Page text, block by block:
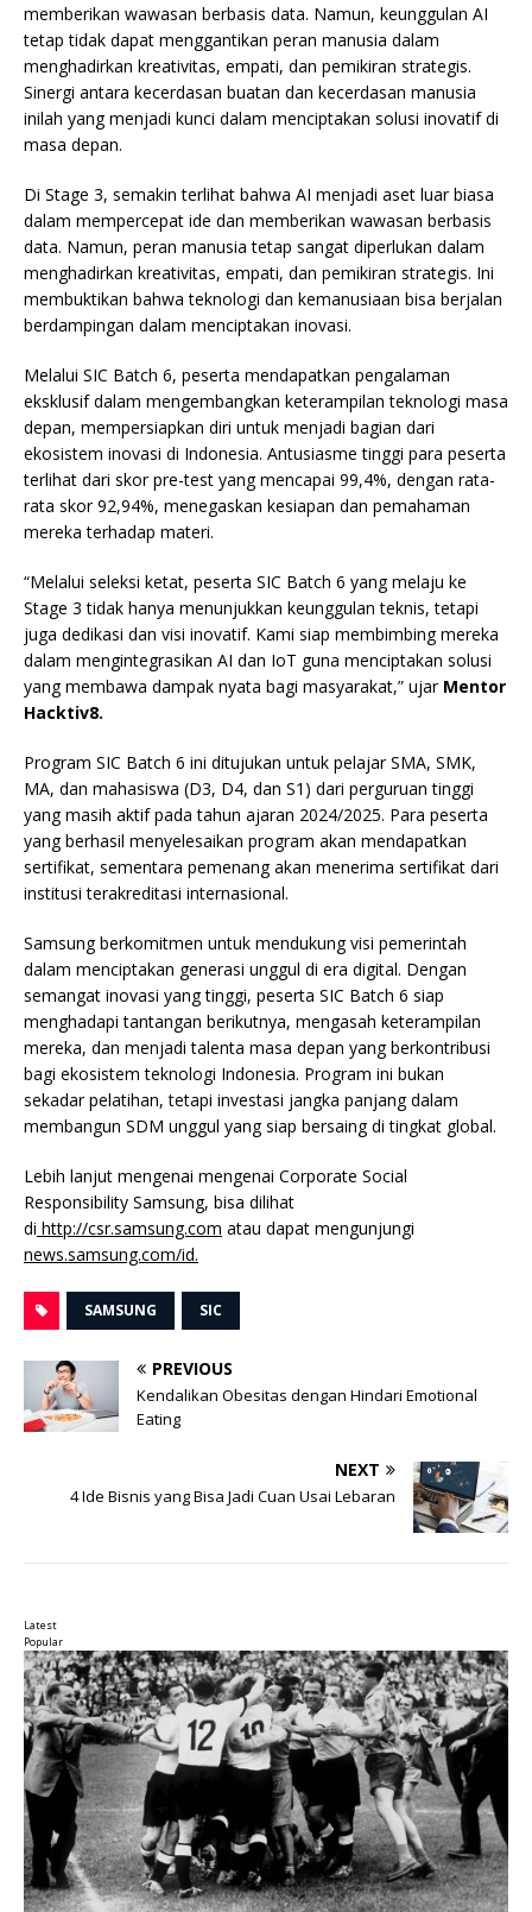
memberikan wawasan berbasis data. Namun, keunggulan AI
tetap tidak dapat menggantikan peran manusia dalam
menghadirkan kreativitas, empati, dan pemikiran strategis.
Sinergi antara kecerdasan buatan dan kecerdasan manusia
inilah yang menjadi kunci dalam menciptakan solusi inovatif di
masa depan.
Di Stage 3, semakin terlihat bahwa AI menjadi aset luar biasa
dalam mempercepat ide dan memberikan wawasan berbasis
data. Namun, peran manusia tetap sangat diperlukan dalam
menghadirkan kreativitas, empati, dan pemikiran strategis. Ini
membuktikan bahwa teknologi dan kemanusiaan bisa berjalan
berdampingan dalam menciptakan inovasi.
Melalui SIC Batch 6, peserta mendapatkan pengalaman
eksklusif dalam mengembangkan keterampilan teknologi masa
depan, mempersiapkan diri untuk menjadi bagian dari
ekosistem inovasi di Indonesia. Antusiasme tinggi para peserta
terlihat dari skor pre-test yang mencapai 99,4%, dengan rata-
rata skor 92,94%, menegaskan kesiapan dan pemahaman
mereka terhadap materi.
“Melalui seleksi ketat, peserta SIC Batch 6 yang melaju ke
Stage 3 tidak hanya menunjukkan keunggulan teknis, tetapi
juga dedikasi dan visi inovatif. Kami siap membimbing mereka
dalam mengintegrasikan AI dan IoT guna menciptakan solusi
yang membawa dampak nyata bagi masyarakat,” ujar Mentor
Hacktiv8.
Program SIC Batch 6 ini ditujukan untuk pelajar SMA, SMK,
MA, dan mahasiswa (D3, D4, dan S1) dari perguruan tinggi
yang masih aktif pada tahun ajaran 2024/2025. Para peserta
yang berhasil menyelesaikan program akan mendapatkan
sertifikat, sementara pemenang akan menerima sertifikat dari
institusi terakreditasi internasional.
Samsung berkomitmen untuk mendukung visi pemerintah
dalam menciptakan generasi unggul di era digital. Dengan
semangat inovasi yang tinggi, peserta SIC Batch 6 siap
menghadapi tantangan berikutnya, mengasah keterampilan
mereka, dan menjadi talenta masa depan yang berkontribusi
bagi ekosistem teknologi Indonesia. Program ini bukan
sekadar pelatihan, tetapi investasi jangka panjang dalam
membangun SDM unggul yang siap bersaing di tingkat global.
Lebih lanjut mengenai mengenai Corporate Social
Responsibility Samsung, bisa dilihat
di http://csr.samsung.com atau dapat mengunjungi
news.samsung.com/id.
SAMSUNG SIC
PREVIOUS
Kendalikan Obesitas dengan Hindari Emotional
Eating
NEXT
4 Ide Bisnis yang Bisa Jadi Cuan Usai Lebaran
Latest
Popular